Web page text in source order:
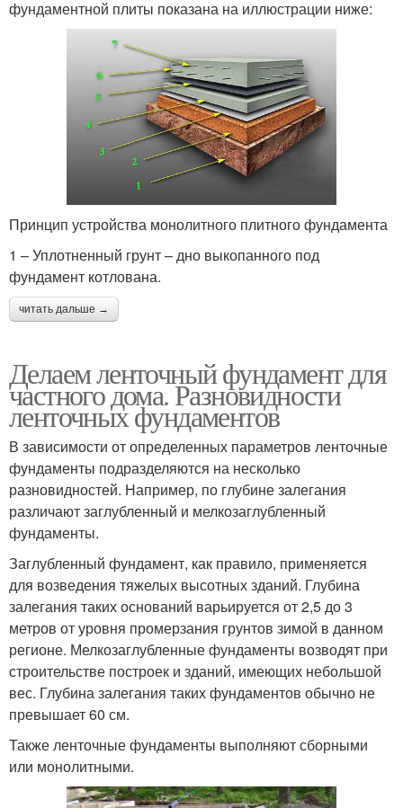
фундаментной плиты показана на иллюстрации ниже:
Принцип устройства монолитного плитного фундамента
1 – Уплотненный грунт – дно выкопанного под
фундамент котлована.
читать дальше →
Делаем ленточный фундамент для
частного дома. Разновидности
ленточных фундаментов
В зависимости от определенных параметров ленточные
фундаменты подразделяются на несколько
разновидностей. Например, по глубине залегания
различают заглубленный и мелкозаглубленный
фундаменты.
Заглубленный фундамент, как правило, применяется
для возведения тяжелых высотных зданий. Глубина
залегания таких оснований варьируется от 2,5 до 3
метров от уровня промерзания грунтов зимой в данном
регионе. Мелкозаглубленные фундаменты возводят при
строительстве построек и зданий, имеющих небольшой
вес. Глубина залегания таких фундаментов обычно не
превышает 60 см.
Также ленточные фундаменты выполняют сборными
или монолитными.